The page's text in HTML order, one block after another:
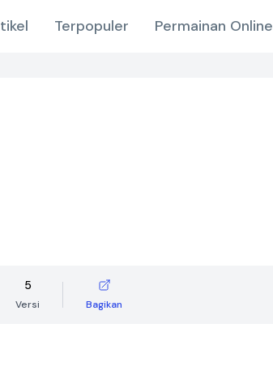
Terpopuler Permainan Online
5
Versi Bagikan